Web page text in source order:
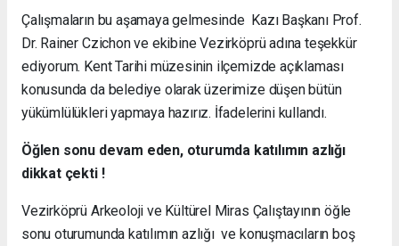
Çalışmaların bu aşamaya gelmesinde Kazı Başkanı Prof.
Dr. Rainer Czichon ve ekibine Vezirköprü adına teşekkür
ediyorum. Kent Tarihi müzesinin ilçemizde açıklaması
konusunda da belediye olarak üzerimize düşen bütün
yükümlülükleri yapmaya hazırız. İfadelerini kullandı.
Öğlen sonu devam eden, oturumda katılımın azlığı
dikkat çekti !
Vezirköprü Arkeoloji ve Kültürel Miras Çalıştayının öğle
sonu oturumunda katılımın azlığı ve konuşmacıların boş